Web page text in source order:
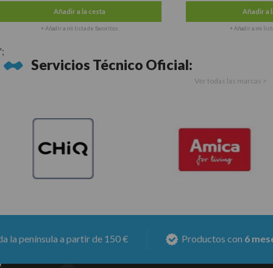
Añadir a la cesta
+ Añadir a mi lista de favoritos
Añadir a la
+ Añadir a mi lista
';
Servicios Técnico Oficial:
Ver todas las marcas >
a partir de 150 € Productos con6 meses de